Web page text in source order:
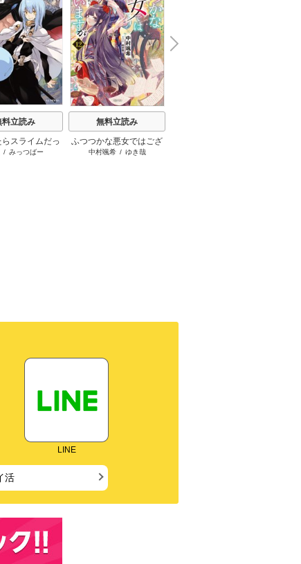
料立読み
スライムだっ
た件
/ みっつばー
無料立読み
ふつつかな悪女ではござ
いますが
中村颯希/ ゆき哉
N
e
x
t
LINE
活